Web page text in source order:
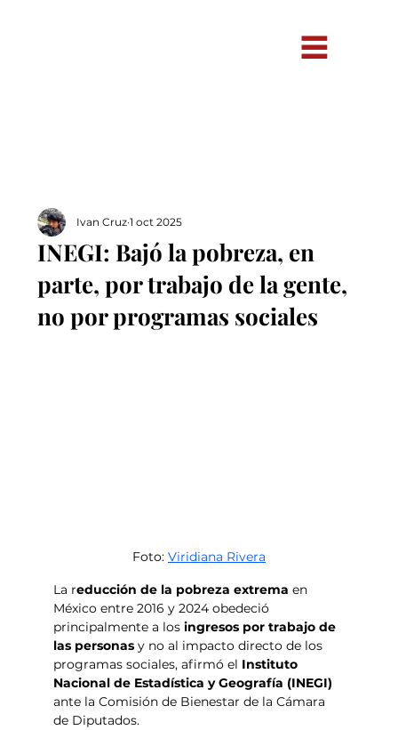
INEGI: Bajó la pobreza, en
parte, por trabajo de la gente,
no por programas sociales
Ivan Cruz 1 oct 2025
Foto: Viridiana Rivera
La reducción de la pobreza extrema en
México entre 2016 y 2024 obedeció
principalmente a los ingresos por trabajo de
las personas y no al impacto directo de los
programas sociales, afirmó el Instituto
Nacional de Estadística y Geografía (INEGI)
ante la Comisión de Bienestar de la Cámara
de Diputados.